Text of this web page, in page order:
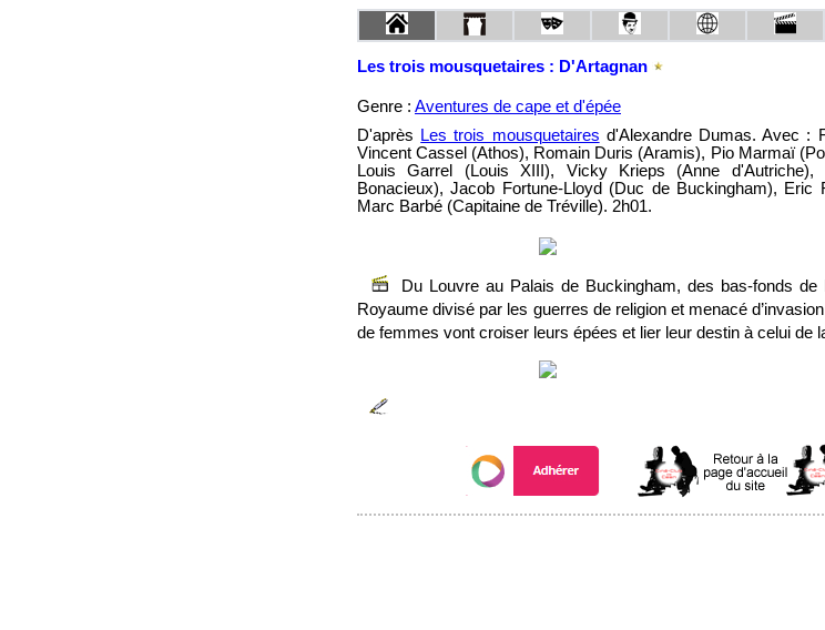
Les trois mousquetaires : D'Artagnan
Genre : Aventures de cape et d'épée
D'après
Les trois mousquetaires d'Alexandre Dumas. Avec :
Vincent Cassel (Athos), Romain Duris (Aramis), Pio Marmaï
Louis Garrel (Louis XIII), Vicky Krieps (Anne d'Autriche),
Bonacieux), Jacob Fortune-Lloyd (Duc de Buckingham), Eric
Marc Barbé (Capitaine de Tréville). 2h01.
Du Louvre au Palais de Buckingham, des bas-fonds
Royaume divisé par les guerres de religion et menacé
de femmes vont croiser leurs épées et lier leur destin à celui de